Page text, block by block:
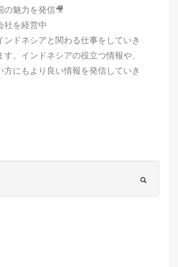
の魅力を発信🎥
社を経営中
ンドネシアと関わる仕事をしていき
す。インドネシアの役立つ情報や、
方にもより良い情報を発信していき